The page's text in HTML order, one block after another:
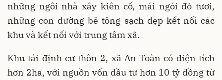
những ngôi nhà xây kiên cố, mái ngói đỏ tươi,
những con đường bê tông sạch đẹp kết nối các
khu và kết nối với trung tâm xã.
Khu tái định cư thôn 2, xã An Toàn có diện tích
hơn 2ha, với nguồn vốn đầu tư hơn 10 tỷ đồng từ